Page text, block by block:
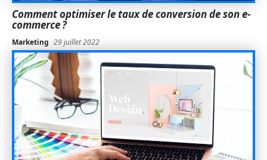
Comment optimiser le taux de conversion de son e-
commerce ?
Marketing 29 juillet 2022